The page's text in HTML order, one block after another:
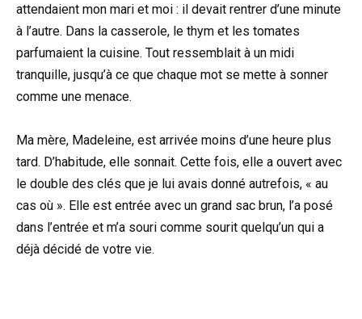
attendaient mon mari et moi : il devait rentrer d’une minute
à l’autre. Dans la casserole, le thym et les tomates
parfumaient la cuisine. Tout ressemblait à un midi
tranquille, jusqu’à ce que chaque mot se mette à sonner
comme une menace.
Ma mère, Madeleine, est arrivée moins d’une heure plus
tard. D’habitude, elle sonnait. Cette fois, elle a ouvert avec
le double des clés que je lui avais donné autrefois, « au
cas où ». Elle est entrée avec un grand sac brun, l’a posé
dans l’entrée et m’a souri comme sourit quelqu’un qui a
déjà décidé de votre vie.